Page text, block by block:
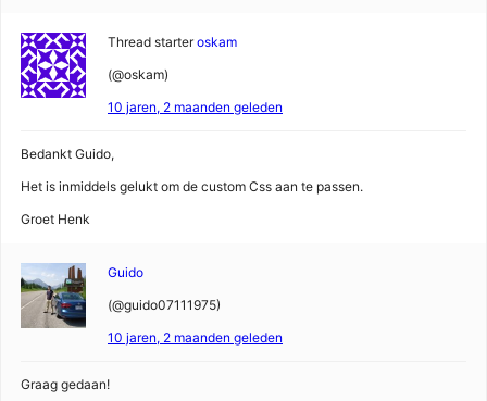
Thread starter oskam
(@oskam)
10 jaren, 2 maanden geleden
Bedankt Guido,
Het is inmiddels gelukt om de custom Css aan te passen.
Groet Henk
Guido
(@guido07111975)
10 jaren, 2 maanden geleden
Graag gedaan!